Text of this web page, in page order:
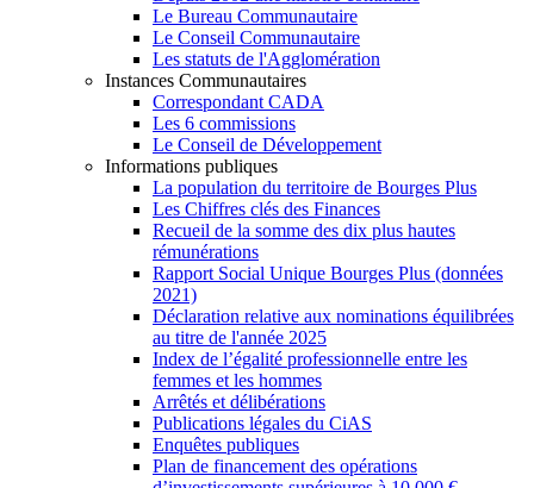
Le Bureau Communautaire
Le Conseil Communautaire
Les statuts de l'Agglomération
Instances Communautaires
Correspondant CADA
Les 6 commissions
Le Conseil de Développement
Informations publiques
La population du territoire de Bourges Plus
Les Chiffres clés des Finances
Recueil de la somme des dix plus hautes
rémunérations
Rapport Social Unique Bourges Plus (données
2021)
Déclaration relative aux nominations équilibrées
au titre de l'année 2025
Index de l’égalité professionnelle entre les
femmes et les hommes
Arrêtés et délibérations
Publications légales du CiAS
Enquêtes publiques
Plan de financement des opérations